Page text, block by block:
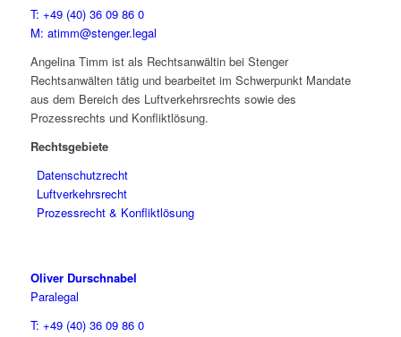
T: +49 (40) 36 09 86 0
M: atimm@stenger.legal
Angelina Timm ist als Rechtsanwältin bei Stenger
Rechtsanwälten tätig und bearbeitet im Schwerpunkt Mandate
aus dem Bereich des Luftverkehrsrechts sowie des
Prozessrechts und Konfliktlösung.
Rechtsgebiete
Datenschutzrecht
Luftverkehrsrecht
Prozessrecht & Konfliktlösung
Oliver Durschnabel
Paralegal
T: +49 (40) 36 09 86 0